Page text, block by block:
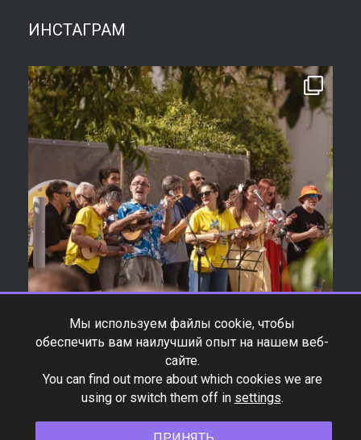
ИНСТАГРАМ
Мы используем файлы cookie, чтобы
обеспечить вам наилучший опыт на нашем веб-
сайте.
You can find out more about which cookies we are
using or switch them off in settings.